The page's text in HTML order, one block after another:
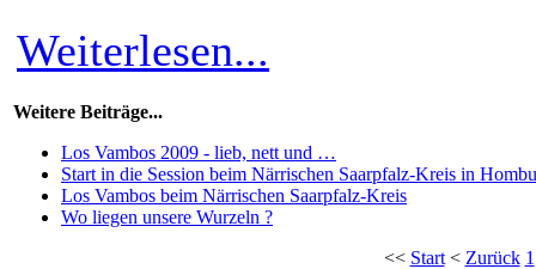
Weiterlesen...
Weitere Beiträge...
Los Vambos 2009 - lieb, nett und …
Start in die Session beim Närrischen Saarpfalz-Kreis in
Los Vambos beim Närrischen Saarpfalz-Kreis
Wo liegen unsere Wurzeln ?
<< Start< Zurück 1